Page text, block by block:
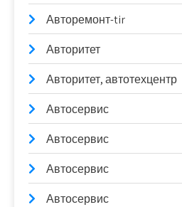
Авторемонт-tir
Авторитет
Авторитет, автотехцентр
Автосервис
Автосервис
Автосервис
Автосервис